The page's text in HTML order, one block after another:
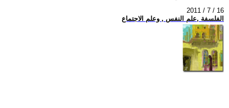
2011 / 7 / 16
الفلسفة ,علم النفس , وعلم الاجتماع